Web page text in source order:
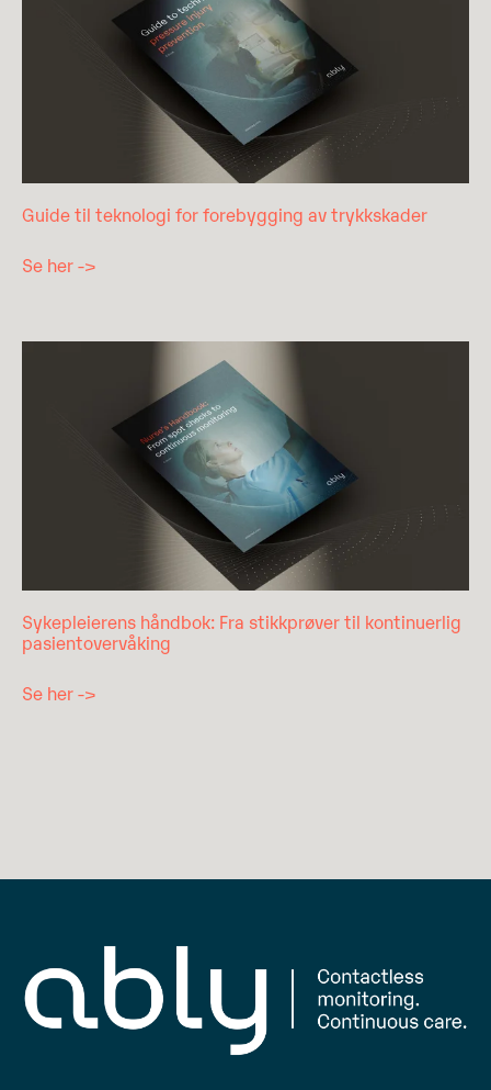
Guide til teknologi for forebygging av trykkskader
Se her ->
Sykepleierens håndbok: Fra stikkprøver til kontinuerlig
pasientovervåking
Se her ->